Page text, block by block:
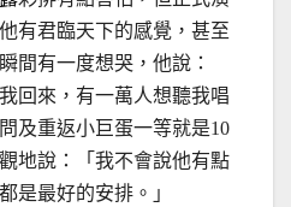
有君臨天下的感覺，甚至
間有一度想哭，他說：
回來，有一萬人想聽我唱
及重返小巨蛋一等就是10
地說：「我不會說他有點
是最好的安排。」